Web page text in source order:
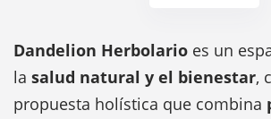
Dandelion Herbolario es un
la salud natural y el bienestar,
propuesta holística que combina